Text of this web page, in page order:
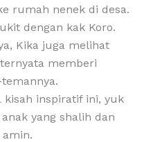
rumah nenek di desa.
dengan kak Koro.
Kika juga melihat
memberi
kisah inspiratif ini, yuk
yang shalih dan
amin.